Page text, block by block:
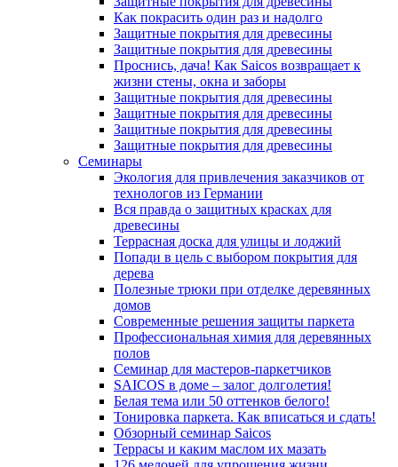
Как покрасить один раз и надолго
Защитные покрытия для древесины
Защитные покрытия для древесины
Проснись, дача! Как Saicos возвращает к
жизни стены, окна и заборы
Защитные покрытия для древесины
Защитные покрытия для древесины
Защитные покрытия для древесины
Защитные покрытия для древесины
Семинары
Экология для привлечения заказчиков от
технологов из Германии
Вся правда о защитных красках для
древесины
Террасная доска для улицы и лоджий
Попади в цель с выбором покрытия для
дерева
Полезные трюки при отделке деревянных
домов
Современные решения защиты паркета
Профессиональная химия для деревянных
полов
Семинар для мастеров-паркетчиков
SAICOS в доме – залог долголетия!
Белая тема или 50 оттенков белого!
Тонировка паркета. Как вписаться и сдать!
Обзорный семинар Saicos
Террасы и каким маслом их мазать